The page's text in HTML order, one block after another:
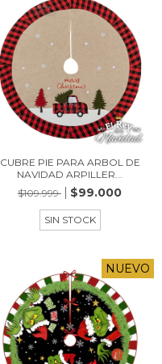
CUBRE PIE PARA ARBOL DE
NAVIDAD ARPILLER...
$109.999
$99.000
SIN STOCK
NUEVO